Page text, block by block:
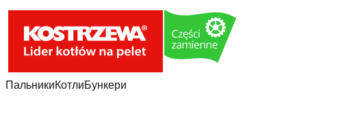
ПальникиКотлиБункери